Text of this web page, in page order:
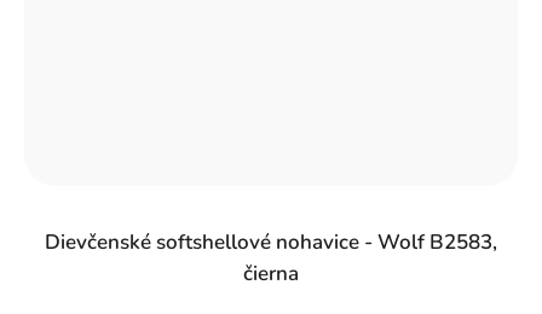
Dievčenské softshellové nohavice - Wolf B2583,
čierna